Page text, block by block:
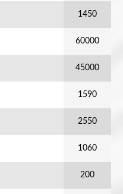
1450
60000
45000
1590
2550
1060
200